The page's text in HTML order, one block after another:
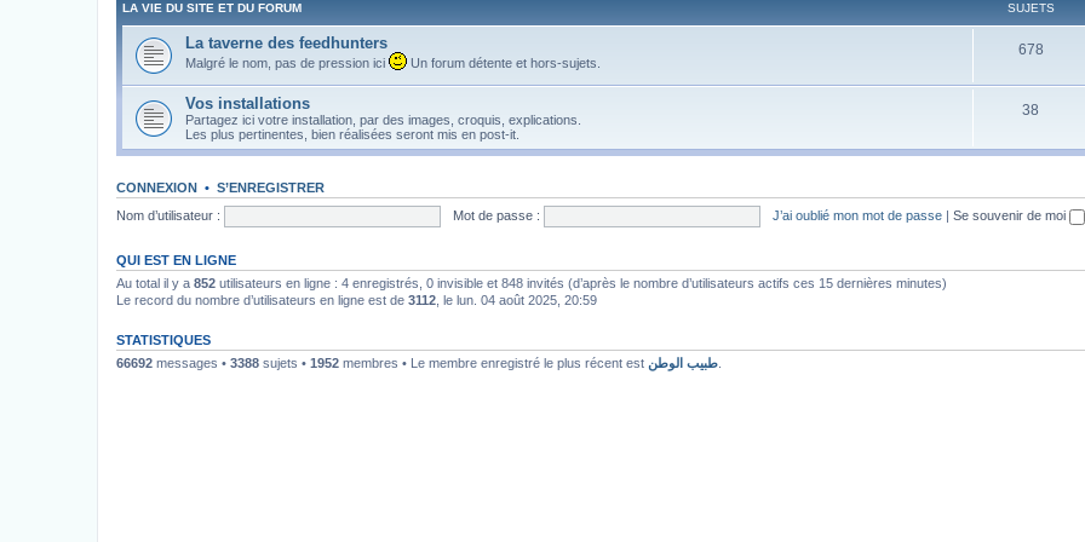
LA VIE DU SITE ET DU FORUM SUJETS
La taverne des feedhunters
Malgré le nom, pas de pression ici Un forum détente et hors-sujets.
678
Vos installations
Partagez ici votre installation, par des images, croquis, explications.
Les plus pertinentes, bien réalisées seront mis en post-it.
38
CONNEXION • S’ENREGISTRER
Nom d’utilisateur :
Mot de passe : J’ai oublié mon mot de passe | Se souvenir de moi
QUI EST EN LIGNE
Au total il y a 852 utilisateurs en ligne : 4 enregistrés, 0 invisible et 848 invités (d’après le nombre d’utilisateurs actifs ces 15 dernières minutes)
Le record du nombre d’utilisateurs en ligne est de 3112 , le lun. 04 août 2025, 20:59
STATISTIQUES
66692 messages • 3388 sujets • 1952 membres • Le membre enregistré le plus récent est طبيب الوطن